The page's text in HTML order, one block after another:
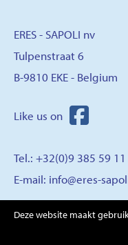
Deze website maakt
ERES - SAPOLI nv
Tulpenstraat 6
B-9810 EKE - Belgium
Tel.: +32(0)9 385 59 11
E-mail: info@eres-
CONTACT